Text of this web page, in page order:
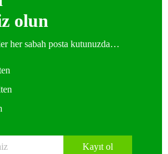
olun
her sabah posta kutunuzda…
Kayıt ol